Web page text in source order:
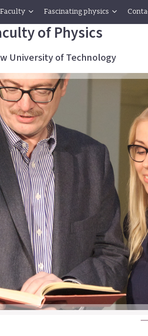
Faculty Fascinating physics
of Physics
University of Technology